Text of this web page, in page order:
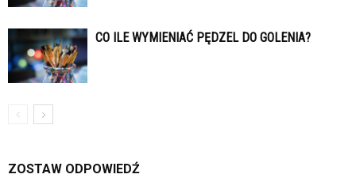
CO ILE WYMIENIAĆ PĘDZEL DO GOLENIA?
ZOSTAW ODPOWIEDŹ